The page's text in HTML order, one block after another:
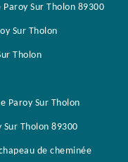
Sur Tholon 89300
Sur Tholon
Tholon
Paroy Sur Tholon
Tholon 89300
de cheminée